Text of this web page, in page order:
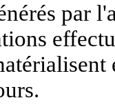
par